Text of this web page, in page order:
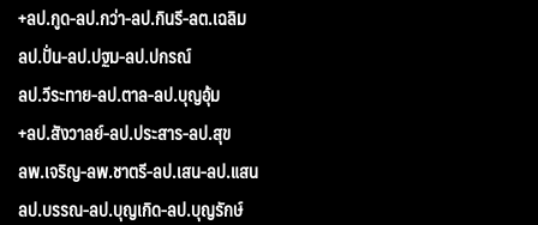
+ลป.กูด-ลป.กว่า-ลป.กินรี-ลต.เฉลิม
ลป.ปั่น-ลป.ปฐม-ลป.ปกรณ์
ลป.วีระทาย-ลป.ตาล-ลป.บุญอุ้ม
+ลป.สังวาลย์-ลป.ประสาร-ลป.สุข
ลพ.เจริญ-ลพ.ชาตรี-ลป.เสน-ลป.แสน
ลป.บรรณ-ลป.บุญเกิด-ลป.บุญรักษ์